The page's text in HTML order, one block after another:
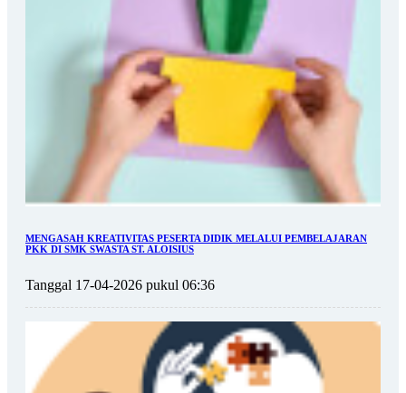
MENGASAH KREATIVITAS PESERTA DIDIK MELALUI PEMBELAJARAN
PKK DI SMK SWASTA ST. ALOISIUS
Tanggal 17-04-2026 pukul 06:36